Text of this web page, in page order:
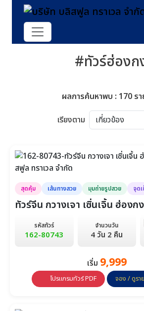
#ทัวร์ฮ่องก
ผลการค้นหาพบ : 170 ร
เรียงตาม
สุดคุ้ม เส้นทางสวย มุมถ่ายรูปสวย จุด
ทัวร์จีน กวางเจา เซิ่นเจิ้น ฮ่องกง
รหัสทัวร์
162-80743
จำนวนวัน
4 วัน 2 คืน
เริ่ม 9,999
โปรแกรมทัวร์ PDF จอง / ดูรา